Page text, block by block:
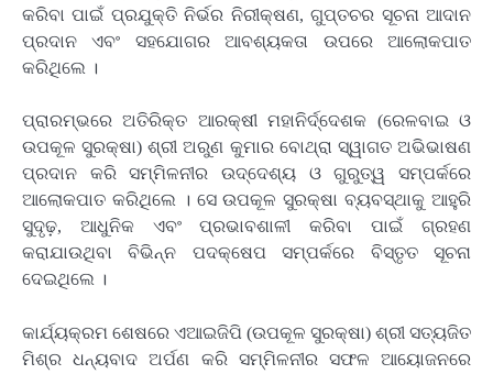
କରିବା ପାଇଁ ପ୍ରଯୁକ୍ତି ନିର୍ଭର ନିରୀକ୍ଷଣ, ଗୁପ୍ତଚର ସୂଚନା ଆଦାନ
ପ୍ରଦାନ ଏବଂ ସହଯୋଗର ଆବଶ୍ୟକତା ଉପରେ ଆଲୋକପାତ
କରିଥିଲେ ।
ପ୍ରାରମ୍ଭରେ ଅତିରିକ୍ତ ଆରକ୍ଷୀ ମହାନିର୍ଦ୍ଦେଶକ (ରେଳବାଇ ଓ
ଉପକୂଳ ସୁରକ୍ଷା) ଶ୍ରୀ ଅରୁଣ କୁମାର ବୋଥ୍ରା ସ୍ୱାଗତ ଅଭିଭାଷଣ
ପ୍ରଦାନ କରି ସମ୍ମିଳନୀର ଉଦ୍ଦେଶ୍ୟ ଓ ଗୁରୁତ୍ୱ ସମ୍ପର୍କରେ
ଆଲୋକପାତ କରିଥିଲେ । ସେ ଉପକୂଳ ସୁରକ୍ଷା ବ୍ୟବସ୍ଥାକୁ ଆହୁରି
ସୁଦୃଢ଼, ଆଧୁନିକ ଏବଂ ପ୍ରଭାବଶାଳୀ କରିବା ପାଇଁ ଗ୍ରହଣ
କରାଯାଉଥିବା ବିଭିନ୍ନ ପଦକ୍ଷେପ ସମ୍ପର୍କରେ ବିସ୍ତୃତ ସୂଚନା
ଦେଇଥିଲେ ।
କାର୍ଯ୍ୟକ୍ରମ ଶେଷରେ ଏଆଇଜିପି (ଉପକୂଳ ସୁରକ୍ଷା) ଶ୍ରୀ ସତ୍ୟଜିତ
ମିଶ୍ର ଧନ୍ୟବାଦ ଅର୍ପଣ କରି ସମ୍ମିଳନୀର ସଫଳ ଆୟୋଜନରେ